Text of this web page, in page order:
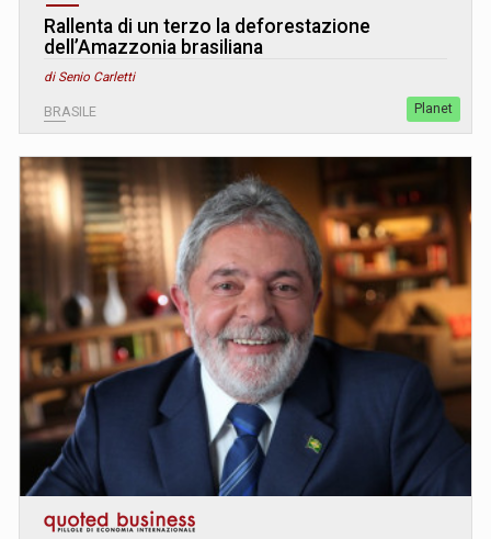
Rallenta di un terzo la deforestazione
dell’Amazzonia brasiliana
di Senio Carletti
BRASILE Planet